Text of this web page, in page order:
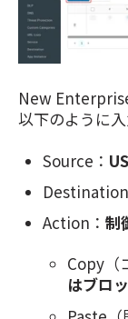
New
以下のように入
Source：
Action：制
Copy（
はブロ